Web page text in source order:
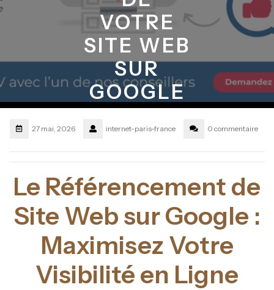
VOTRE
SITE WEB
SUR
GOOGLE
27 mai, 2026 internet-paris-france 0 commentaire
Le Référencement de
Site Web sur Google :
Maximisez Votre
Visibilité en Ligne